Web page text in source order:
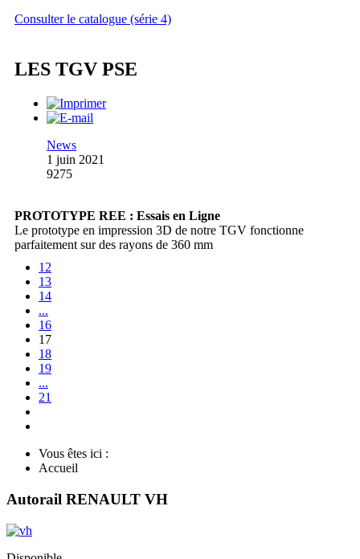
Consulter le catalogue (série 4)
LES TGV PSE
News
1 juin 2021
9275
PROTOTYPE REE : Essais en Ligne
Le prototype en impression 3D de notre TGV fonctionne
parfaitement sur des rayons de 360 mm
12
13
14
...
16
17
18
19
...
21
Vous êtes ici :
Accueil
Autorail RENAULT VH